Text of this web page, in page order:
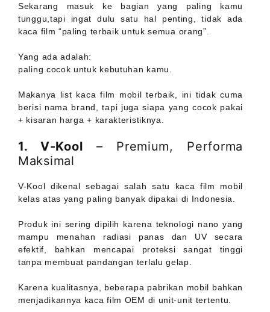
Sekarang masuk ke bagian yang paling kamu
tunggu,tapi ingat dulu satu hal penting, tidak ada
kaca film “paling terbaik untuk semua orang”.
Yang ada adalah:
paling cocok untuk kebutuhan kamu.
Makanya list kaca film mobil terbaik, ini tidak cuma
berisi nama brand, tapi juga siapa yang cocok pakai
+ kisaran harga + karakteristiknya.
1. V-Kool – Premium, Performa
Maksimal
V-Kool dikenal sebagai salah satu kaca film mobil
kelas atas yang paling banyak dipakai di Indonesia.
Produk ini sering dipilih karena teknologi nano yang
mampu menahan radiasi panas dan UV secara
efektif, bahkan mencapai proteksi sangat tinggi
tanpa membuat pandangan terlalu gelap.
Karena kualitasnya, beberapa pabrikan mobil bahkan
menjadikannya kaca film OEM di unit-unit tertentu.